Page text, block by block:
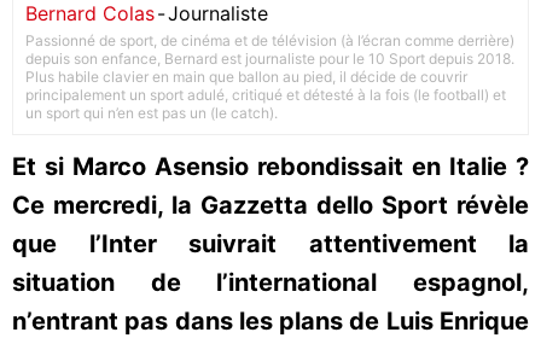
Bernard Colas-Journaliste
Passionné de sport, de cinéma et de télévision (à l’écran comme derrière)
depuis son enfance, Bernard est journaliste pour le 10 Sport depuis 2018.
Plus habile clavier en main que ballon au pied, il décide de couvrir
principalement un sport adulé, critiqué et détesté à la fois (le football) et
un sport qui n’en est pas un (le catch).
Et si Marco Asensio rebondissait en Italie ?
Ce mercredi, la Gazzetta dello Sport révèle
que l’Inter suivrait attentivement la
situation de l’international espagnol,
n’entrant pas dans les plans de Luis Enrique